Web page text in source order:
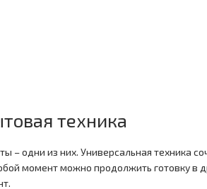
техника
одни из них. Универсальная техника
момент можно продолжить готовку в